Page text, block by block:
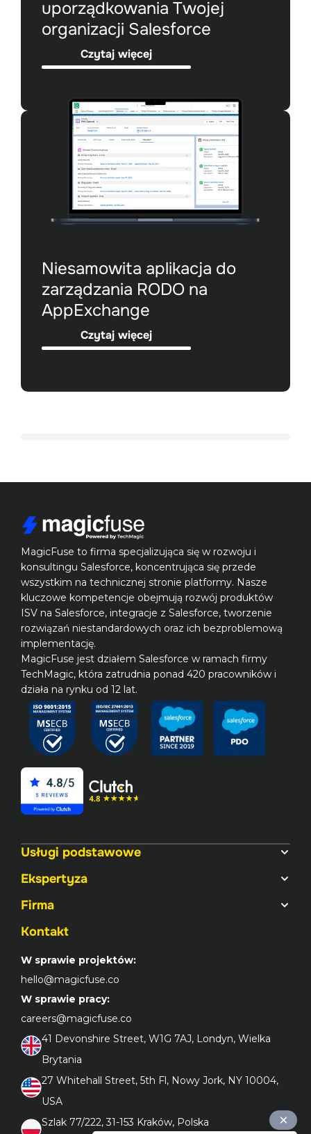
uporządkowania Twojej
organizacji Salesforce
Czytaj więcej
Niesamowita aplikacja do
zarządzania RODO na
AppExchange
Czytaj więcej
MagicFuse to firma specjalizująca się w rozwoju i
konsultingu Salesforce, koncentrująca się przede
wszystkim na technicznej stronie platformy. Nasze
kluczowe kompetencje obejmują rozwój produktów
ISV na Salesforce, integracje z Salesforce, tworzenie
rozwiązań niestandardowych oraz ich bezproblemową
implementację.
MagicFuse jest działem Salesforce w ramach firmy
TechMagic, która zatrudnia ponad 420 pracowników i
działa na rynku od 12 lat.
Usługi podstawowe
Ekspertyza
Firma
Kontakt
W sprawie projektów:
hello@magicfuse.co
W sprawie pracy:
careers@magicfuse.co
41 Devonshire Street, W1G 7AJ, Londyn, Wielka
Brytania
27 Whitehall Street, 5th Fl, Nowy Jork, NY 10004,
USA
Szlak 77/222, 31-153 Kraków, Polska